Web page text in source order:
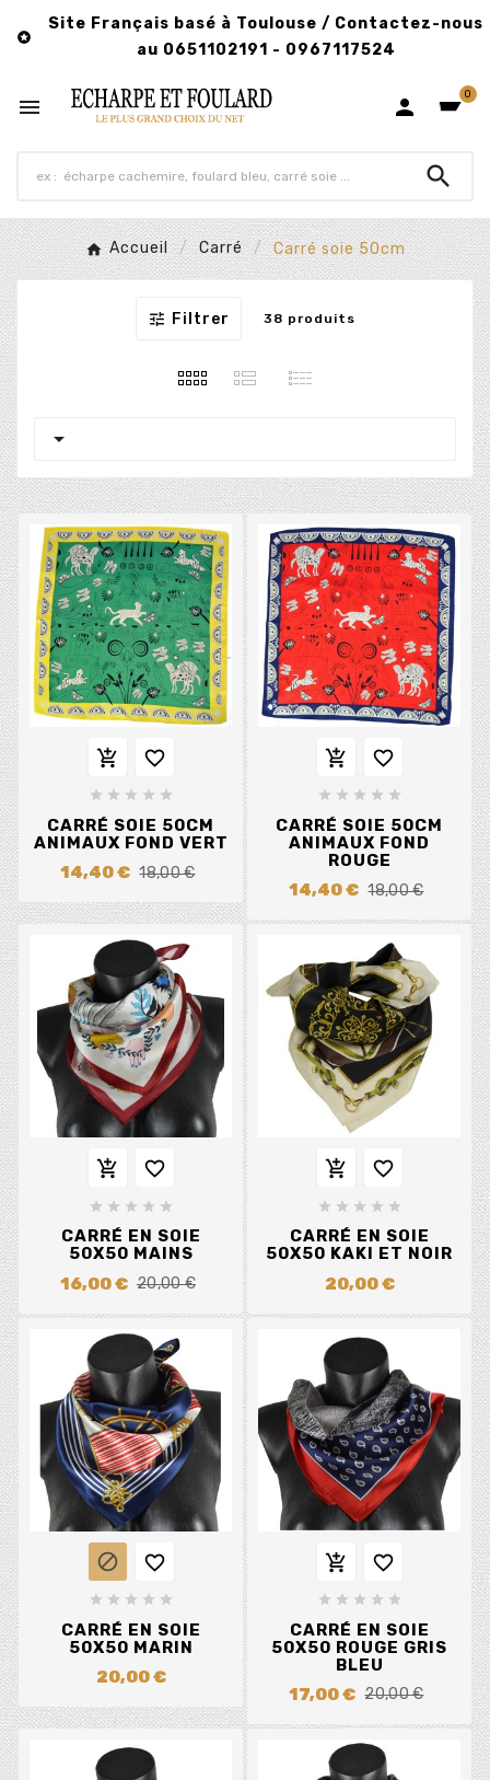

Site Français basé à Toulouse / Contactez-nous
au 0651102191 - 0967117524
  0

Accueil Carré Carré soie 50cm
 Filtrer 38 produits

 
    
CARRÉ SOIE 50CM
ANIMAUX FOND VERT
14,40 € 18,00 €
 
    
CARRÉ SOIE 50CM
ANIMAUX FOND
ROUGE
14,40 € 18,00 €
 
    
CARRÉ EN SOIE
50X50 MAINS
16,00 € 20,00 €
 
    
CARRÉ EN SOIE
50X50 KAKI ET NOIR
20,00 €
 
    
CARRÉ EN SOIE
50X50 MARIN
20,00 €
 
    
CARRÉ EN SOIE
50X50 ROUGE GRIS
BLEU
17,00 € 20,00 €